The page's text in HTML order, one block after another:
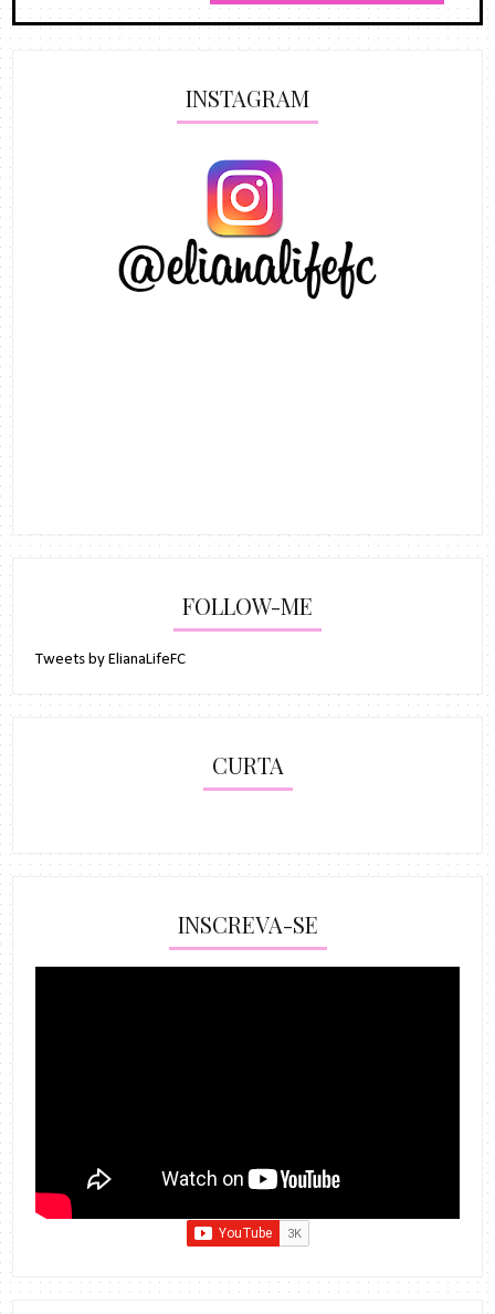
INSTAGRAM
FOLLOW-ME
Tweets by ElianaLifeFC
CURTA
INSCREVA-SE